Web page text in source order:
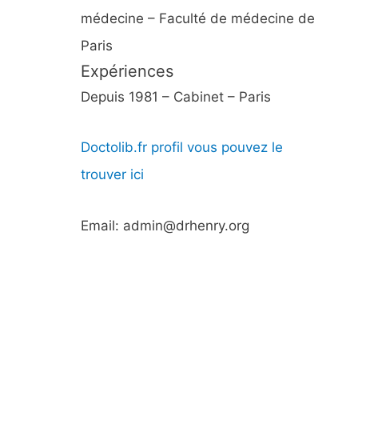
médecine – Faculté de médecine de
Paris
Expériences
Depuis 1981 – Cabinet – Paris
Doctolib.fr profil vous pouvez le
trouver ici
Email: admin@drhenry.org